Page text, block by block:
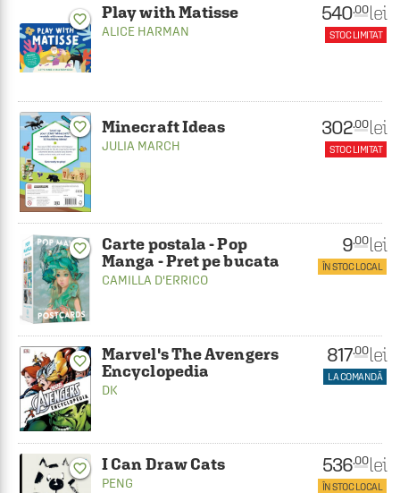
favorite_border Play with Matisse
ALICE HARMAN
540.00 lei
STOC LIMITAT
favorite_border Minecraft Ideas
JULIA MARCH
302.00 lei
STOC LIMITAT
favorite_border
Carte postala - Pop
Manga - Pret pe bucata
CAMILLA D'ERRICO
9.00 lei
ÎN STOC LOCAL
favorite_border
Marvel's The Avengers
Encyclopedia
DK
817.00 lei
LA COMANDĂ
favorite_border I Can Draw Cats
PENG
536.00 lei
ÎN STOC LOCAL